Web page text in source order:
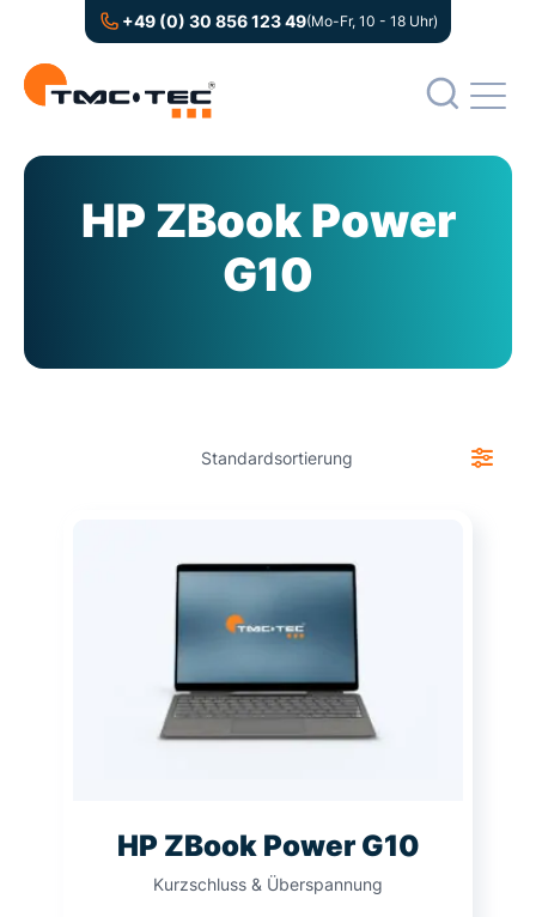
+49 (0) 30 856 123 49(Mo-Fr, 10 - 18 Uhr)
HP ZBook Power
G10
HP ZBook Power G10
Kurzschluss & Überspannung